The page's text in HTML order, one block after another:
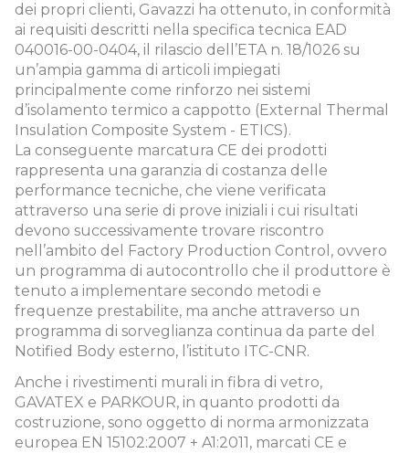
dei propri clienti, Gavazzi ha ottenuto, in conformità
ai requisiti descritti nella specifica tecnica EAD
040016-00-0404, il rilascio dell’ETA n. 18/1026 su
un’ampia gamma di articoli impiegati
principalmente come rinforzo nei sistemi
d’isolamento termico a cappotto (External Thermal
Insulation Composite System - ETICS).
La conseguente marcatura CE dei prodotti
rappresenta una garanzia di costanza delle
performance tecniche, che viene verificata
attraverso una serie di prove iniziali i cui risultati
devono successivamente trovare riscontro
nell’ambito del Factory Production Control, ovvero
un programma di autocontrollo che il produttore è
tenuto a implementare secondo metodi e
frequenze prestabilite, ma anche attraverso un
programma di sorveglianza continua da parte del
Notified Body esterno, l’istituto ITC-CNR.
Anche i rivestimenti murali in fibra di vetro,
GAVATEX e PARKOUR, in quanto prodotti da
costruzione, sono oggetto di norma armonizzata
europea EN 15102:2007 + A1:2011, marcati CE e